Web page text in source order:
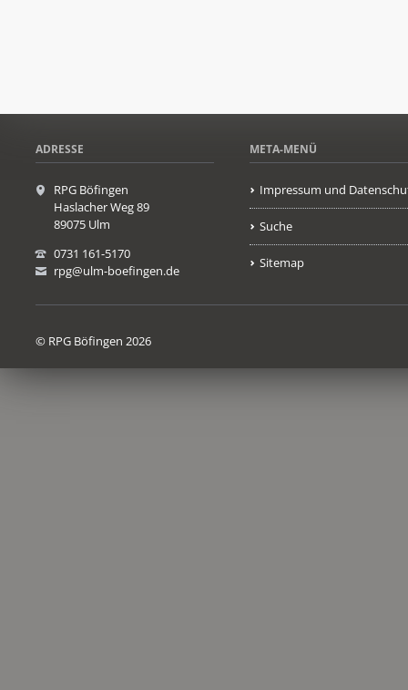
ADRESSE
RPG Böfingen
Haslacher Weg 89
89075 Ulm
0731 161-5170
rpg@ulm-boefingen.de
META-MENÜ
Impressum und
Suche
Sitemap
© RPG Böfingen 2026